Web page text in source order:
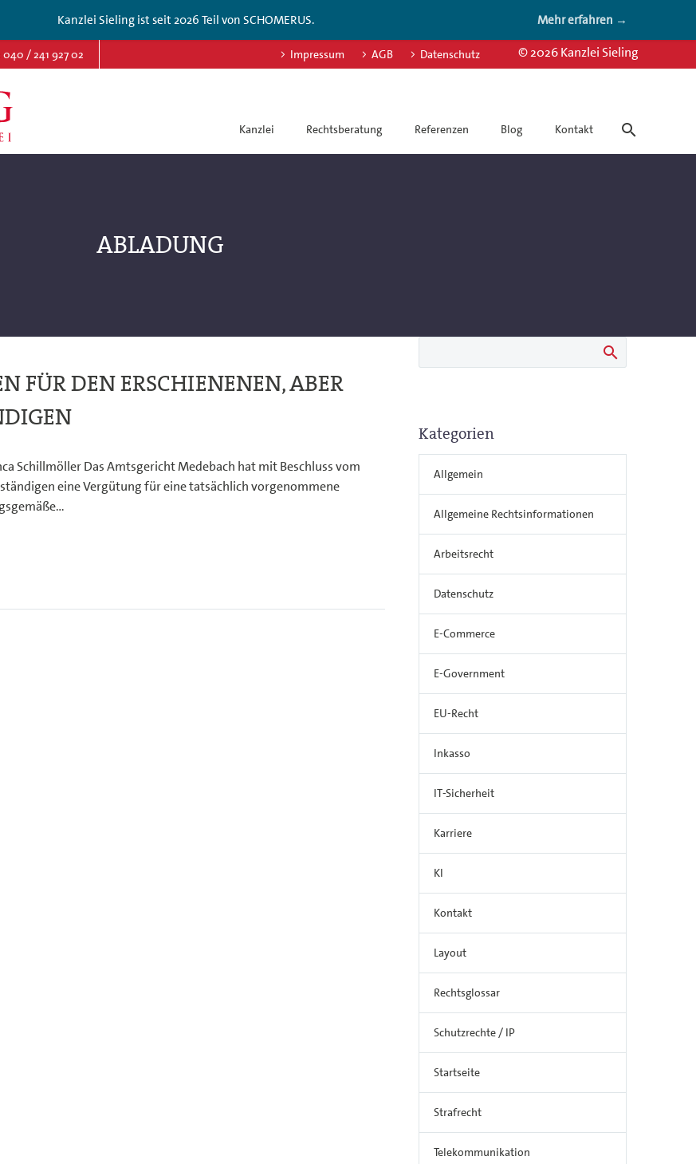
Kanzlei Sieling ist seit 2026 Teil von SCHOMERUS. Mehr erfahren →
040 / 241 927 02 © 2026 Kanzlei Sieling
Impressum AGB Datenschutz
Kanzlei Rechtsberatung Referenzen Blog Kontakt
ABLADUNG
FÜR DEN ERSCHIENENEN, ABER
Schillmöller Das Amtsgericht Medebach hat mit Beschluss vom
eine Vergütung für eine tatsächlich vorgenommene
Kategorien
Allgemein
Allgemeine Rechtsinformationen
Arbeitsrecht
Datenschutz
E-Commerce
E-Government
EU-Recht
Inkasso
IT-Sicherheit
Karriere
KI
Kontakt
Layout
Rechtsglossar
Schutzrechte / IP
Startseite
Strafrecht
Telekommunikation